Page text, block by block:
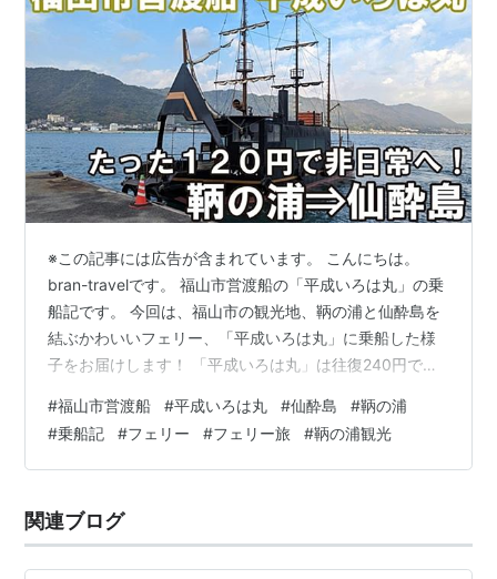
※この記事には広告が含まれています。 こんにちは。
bran-travelです。 福山市営渡船の「平成いろは丸」の乗
船記です。 今回は、福山市の観光地、鞆の浦と仙酔島を
結ぶかわいいフェリー、「平成いろは丸」に乗船した様
子をお届けします！ 「平成いろは丸」は往復240円で瀬
リーです。 鞆の浦と仙酔島観光を結ぶ「平成いろは丸」
は、チャーミングでぜひ乗ってみてほしいかわいいフェ
リーです。 この記事はこのような読者におすすめ！ 「平
たい 仙酔島に行ってみたい 鞆の浦観光を楽しみたい 瀬
戸内海のプチクルー…
#福山市営渡船 #平成いろは丸 #仙酔島 #鞆の浦
#乗船記 #フェリー #フェリー旅 #鞆の浦観光
関連ブログ